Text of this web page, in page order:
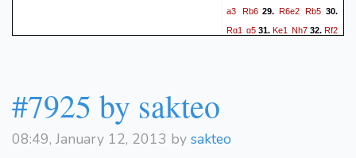
35. Kf1 Bb7
{druk tegen e4}
36.
axb6 axb637.e5 Ra8
(41. fxe6 Rf8+ {en mat})
a3
Rb629. R6e2 Rb5 30.
Rg1 g5 31. Ke1 Nh7 32. Rf2
43.
#7925 by sakteo
08:49, January 12, 2013 by sakteo